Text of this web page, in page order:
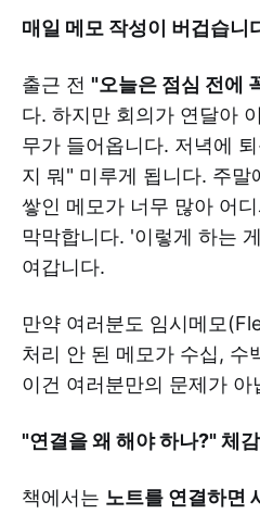
매일 메모 작성이 버겁습니
출근 전 "오늘은 점심 전에
다. 하지만 회의가 연달아
무가 들어옵니다. 저녁에
지 뭐" 미루게 됩니다. 주말
쌓인 메모가 너무 많아 어
막막합니다. '이렇게 하는
여갑니다.
만약 여러분도 임시메모
처리 안 된 메모가 수십, 수
이건 여러분만의 문제가 아
"연결을 왜 해야 하나?" 체
책에서는 노트를 연결하면